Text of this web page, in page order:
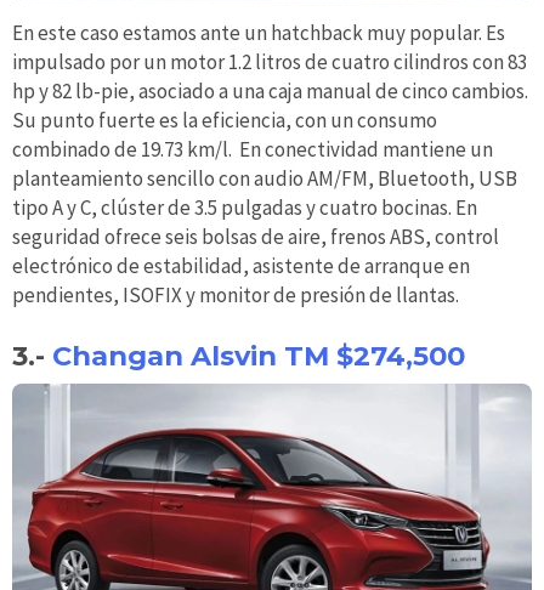
En este caso estamos ante un hatchback muy popular. Es
impulsado por un motor 1.2 litros de cuatro cilindros con 83
hp y 82 lb-pie, asociado a una caja manual de cinco cambios.
Su punto fuerte es la eficiencia, con un consumo
combinado de 19.73 km/l. En conectividad mantiene un
planteamiento sencillo con audio AM/FM, Bluetooth, USB
tipo A y C, clúster de 3.5 pulgadas y cuatro bocinas. En
seguridad ofrece seis bolsas de aire, frenos ABS, control
electrónico de estabilidad, asistente de arranque en
pendientes, ISOFIX y monitor de presión de llantas.
3.- Changan Alsvin TM $274,500